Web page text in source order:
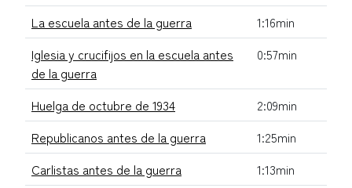
La escuela antes de la guerra
1:16min
Iglesia y crucifijos en la escuela antes
de la guerra
0:57min
Huelga de octubre de 1934
2:09min
Republicanos antes de la guerra
1:25min
Carlistas antes de la guerra
1:13min